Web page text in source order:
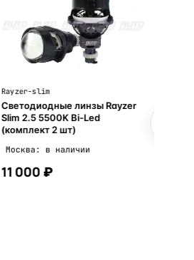
Rayzer-slim
Светодиодные линзы Rayzer
Slim 2.5 5500K Bi-Led
(комплект 2 шт)
Москва: в наличии
11 000 ₽